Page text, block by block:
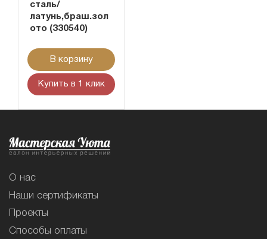
сталь/
латунь,браш.зол
ото (330540)
В корзину
Купить в 1 клик
О нас
Наши сертификаты
Проекты
Способы оплаты